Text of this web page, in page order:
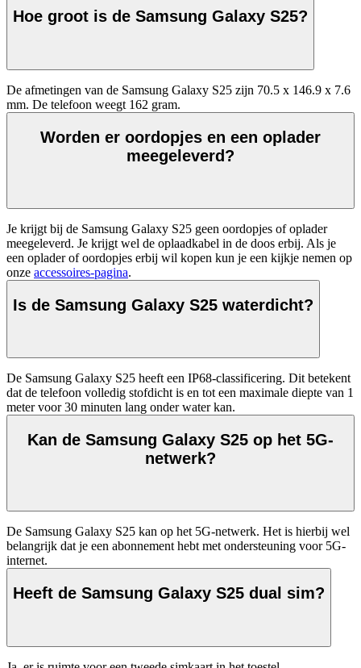
Hoe groot is de Samsung Galaxy S25?
De afmetingen van de Samsung Galaxy S25 zijn 70.5 x 146.9 x 7.6
mm. De telefoon weegt 162 gram.
Worden er oordopjes en een oplader
meegeleverd?
Je krijgt bij de Samsung Galaxy S25 geen oordopjes of oplader
meegeleverd. Je krijgt wel de oplaadkabel in de doos erbij. Als je
een oplader of oordopjes erbij wil kopen kun je een kijkje nemen op
onze accessoires-pagina.
Is de Samsung Galaxy S25 waterdicht?
De Samsung Galaxy S25 heeft een IP68-classificering. Dit betekent
dat de telefoon volledig stofdicht is en tot een maximale diepte van 1
meter voor 30 minuten lang onder water kan.
Kan de Samsung Galaxy S25 op het 5G-
netwerk?
De Samsung Galaxy S25 kan op het 5G-netwerk. Het is hierbij wel
belangrijk dat je een abonnement hebt met ondersteuning voor 5G-
internet.
Heeft de Samsung Galaxy S25 dual sim?